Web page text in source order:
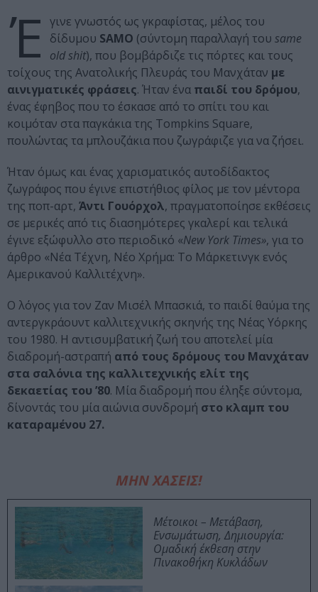
Έ γινε γνωστός ως γκραφίστας, μέλος του
δίδυμου SAMO (σύντομη παραλλαγή του same
old shit), που βομβάρδιζε τις πόρτες και τους
τοίχους της Ανατολικής Πλευράς του Μανχάταν με
αινιγματικές φράσεις. Ήταν ένα παιδί του δρόμου,
ένας έφηβος που το έσκασε από το σπίτι του και
κοιμόταν στα παγκάκια της Tompkins Square,
πουλώντας τα μπλουζάκια που ζωγράφιζε για να ζήσει.
Ήταν όμως και ένας χαρισματικός αυτοδίδακτος
ζωγράφος που έγινε επιστήθιος φίλος με τον μέντορα
της ποπ-αρτ, Άντι Γουόρχολ, πραγματοποίησε εκθέσεις
σε μερικές από τις διασημότερες γκαλερί και τελικά
έγινε εξώφυλλο στο περιοδικό «New York Times», για το
άρθρο «Νέα Τέχνη, Νέο Χρήμα: Το Μάρκετινγκ ενός
Αμερικανού Καλλιτέχνη».
Ο λόγος για τον Ζαν Μισέλ Μπασκιά, το παιδί θαύμα της
αντεργκράουντ καλλιτεχνικής σκηνής της Νέας Υόρκης
του 1980. Η αντισυμβατική ζωή του αποτελεί μία
διαδρομή-αστραπή από τους δρόμους του Μανχάταν
στα σαλόνια της καλλιτεχνικής ελίτ της
δεκαετίας του ’80. Μία διαδρομή που έληξε σύντομα,
δίνοντάς του μία αιώνια συνδρομή στο κλαμπ του
καταραμένου 27.
ΜΗΝ ΧΑΣΕΙΣ!
Μέτοικοι – Μετάβαση,
Ενσωμάτωση, Δημιουργία:
Ομαδική έκθεση στην
Πινακοθήκη Κυκλάδων